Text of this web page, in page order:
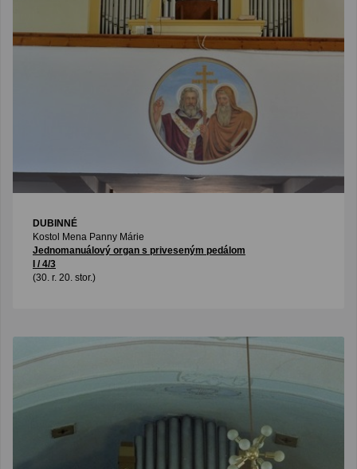
DUBINNÉ
Kostol Mena Panny Márie
Jednomanuálový organ s priveseným pedálom
I / 4/3
(30. r. 20. stor.)